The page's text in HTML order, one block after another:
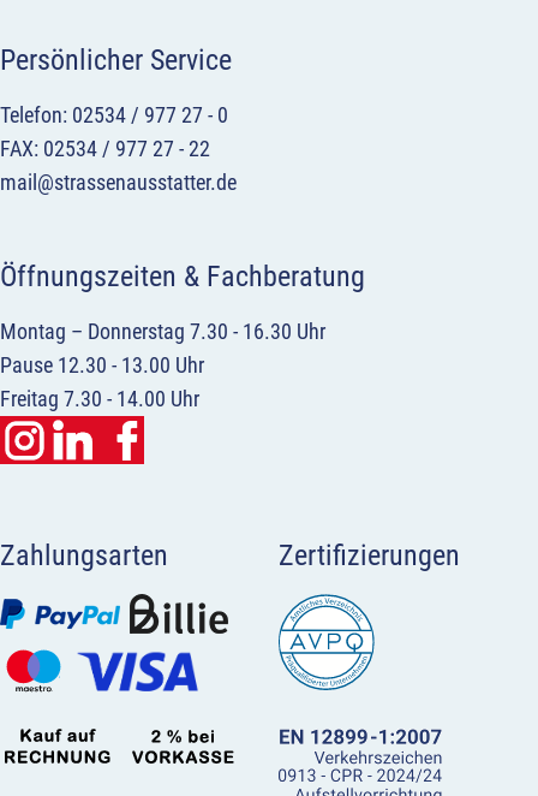
Persönlicher Service
Telefon: 02534 / 977 27 - 0
FAX: 02534 / 977 27 - 22
mail@strassenausstatter.de
Öffnungszeiten & Fachberatung
Montag – Donnerstag 7.30 - 16.30 Uhr
Pause 12.30 - 13.00 Uhr
Freitag 7.30 - 14.00 Uhr
Zahlungsarten Zertifizierungen